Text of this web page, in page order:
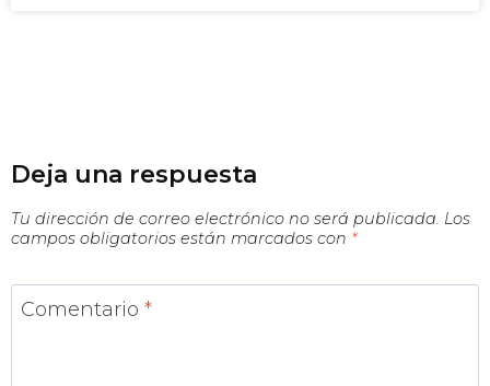
Deja una respuesta
Tu dirección de correo electrónico no será publicada. Los
campos obligatorios están marcados con *
Comentario *